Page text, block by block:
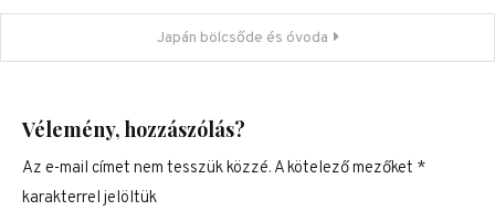
Japán bölcsőde és óvoda
Vélemény, hozzászólás?
Az e-mail címet nem tesszük közzé. A kötelező mezőket *
karakterrel jelöltük